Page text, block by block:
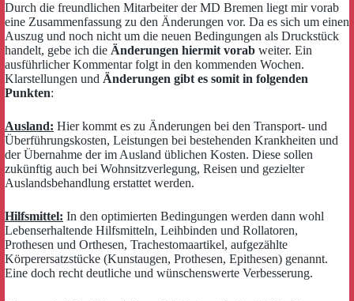
Durch die freundlichen Mitarbeiter der MD Bremen liegt mir vorab
eine Zusammenfassung zu den Änderungen vor. Da es sich um einen
Auszug und noch nicht um die neuen Bedingungen als Druckstück
handelt, gebe ich die Änderungen hiermit vorab weiter. Ein
ausführlicher Kommentar folgt in den kommenden Wochen.
Klarstellungen und Änderungen gibt es somit in folgenden
Punkten:
Ausland: Hier kommt es zu Änderungen bei den Transport- und
Überführungskosten, Leistungen bei bestehenden Krankheiten und
der Übernahme der im Ausland üblichen Kosten. Diese sollen
zukünftig auch bei Wohnsitzverlegung, Reisen und gezielter
Auslandsbehandlung erstattet werden.
Hilfsmittel: In den optimierten Bedingungen werden dann wohl
Lebenserhaltende Hilfsmitteln, Leihbinden und Rollatoren,
Prothesen und Orthesen, Trachestomaartikel, aufgezählte
Körperersatzstücke (Kunstaugen, Prothesen, Epithesen) genannt.
Eine doch recht deutliche und wünschenswerte Verbesserung.